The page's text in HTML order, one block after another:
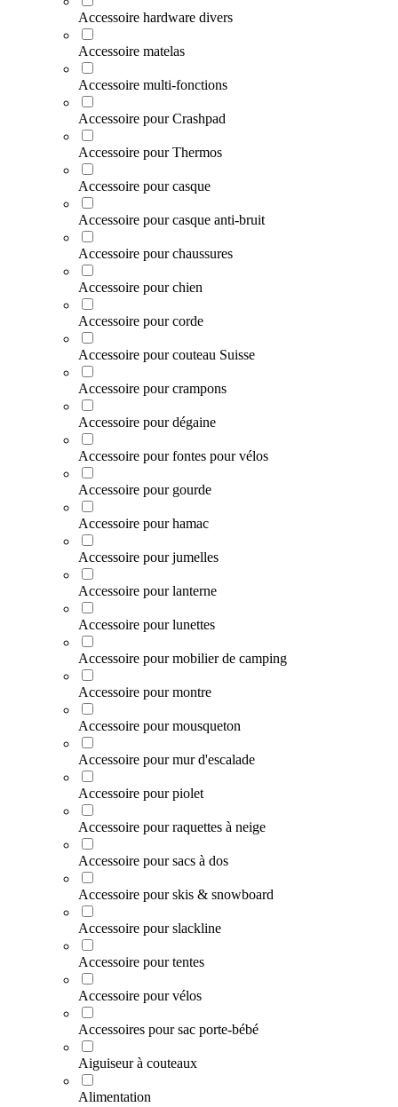
Accessoire hardware divers
Accessoire matelas
Accessoire multi-fonctions
Accessoire pour Crashpad
Accessoire pour Thermos
Accessoire pour casque
Accessoire pour casque anti-bruit
Accessoire pour chaussures
Accessoire pour chien
Accessoire pour corde
Accessoire pour couteau Suisse
Accessoire pour crampons
Accessoire pour dégaine
Accessoire pour fontes pour vélos
Accessoire pour gourde
Accessoire pour hamac
Accessoire pour jumelles
Accessoire pour lanterne
Accessoire pour lunettes
Accessoire pour mobilier de camping
Accessoire pour montre
Accessoire pour mousqueton
Accessoire pour mur d'escalade
Accessoire pour piolet
Accessoire pour raquettes à neige
Accessoire pour sacs à dos
Accessoire pour skis & snowboard
Accessoire pour slackline
Accessoire pour tentes
Accessoire pour vélos
Accessoires pour sac porte-bébé
Aiguiseur à couteaux
Alimentation